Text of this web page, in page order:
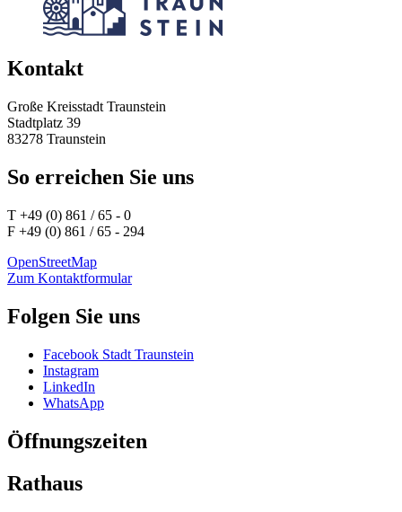
Kontakt
Große Kreisstadt Traunstein
Stadtplatz 39
83278 Traunstein
So erreichen Sie uns
T +49 (0) 861 / 65 - 0
F +49 (0) 861 / 65 - 294
OpenStreetMap
Zum Kontaktformular
Folgen Sie uns
Facebook Stadt Traunstein
Instagram
LinkedIn
WhatsApp
Öffnungszeiten
Rathaus